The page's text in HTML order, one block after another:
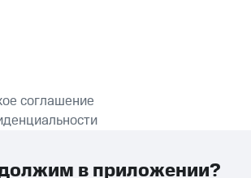
ПРИЛОЖЕНИЕ
соглашение